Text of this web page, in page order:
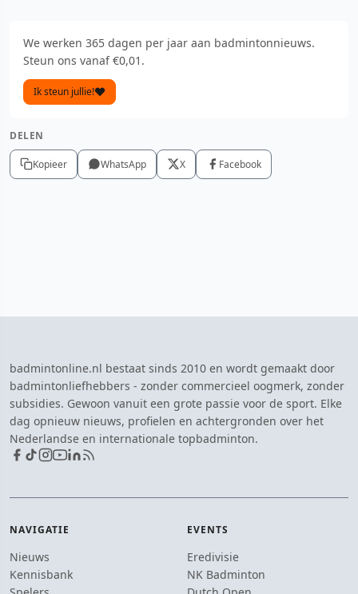
We werken 365 dagen per jaar aan badmintonnieuws.
Steun ons vanaf €0,01.
Ik steun jullie!
DELEN
Kopieer WhatsApp X Facebook
badmintonline.nl bestaat sinds 2010 en wordt gemaakt door
badmintonliefhebbers - zonder commercieel oogmerk, zonder
subsidies. Gewoon vanuit een grote passie voor de sport. Elke
dag opnieuw nieuws, profielen en achtergronden over het
Nederlandse en internationale topbadminton.
NAVIGATIE
Nieuws
Kennisbank
EVENTS
Eredivisie
NK Badminton